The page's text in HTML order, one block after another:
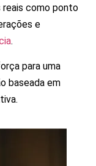
como ponto
e
.
para uma
baseada em